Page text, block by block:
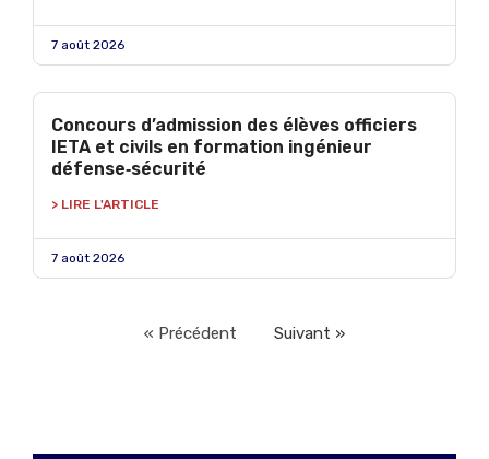
7 août 2026
Concours d’admission des élèves officiers
IETA et civils en formation ingénieur
défense‑sécurité
> LIRE L'ARTICLE
7 août 2026
« Précédent Suivant »